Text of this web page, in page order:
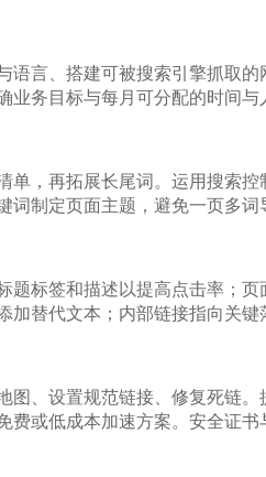
语言、搭建可被搜索引擎抓取
务目标与每月可分配的时间与
单，再拓展长尾词。运用搜索
制定页面主题，避免一页多词
题标签和描述以提高点击率；
替代文本；内部链接指向关键
图、设置规范链接、修复死链
费或低成本加速方案。安全证